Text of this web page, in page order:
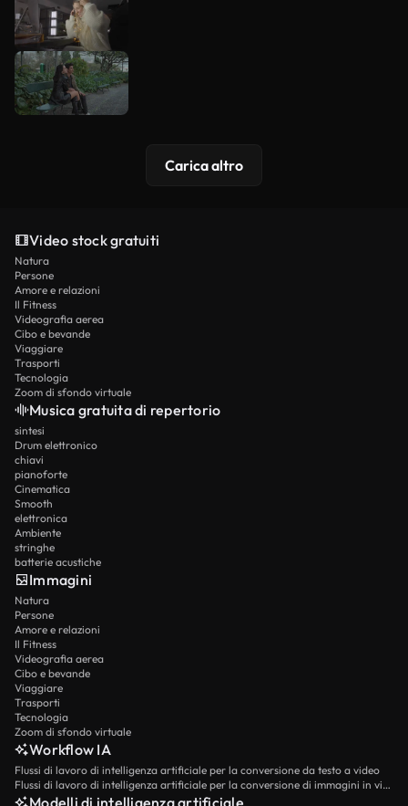
Carica altro
Video stock gratuiti
Natura
Persone
Amore e relazioni
Il Fitness
Videografia aerea
Cibo e bevande
Viaggiare
Trasporti
Tecnologia
Zoom di sfondo virtuale
Musica gratuita di repertorio
sintesi
Drum elettronico
chiavi
pianoforte
Cinematica
Smooth
elettronica
Ambiente
stringhe
batterie acustiche
Immagini
Natura
Persone
Amore e relazioni
Il Fitness
Videografia aerea
Cibo e bevande
Viaggiare
Trasporti
Tecnologia
Zoom di sfondo virtuale
Workflow IA
Flussi di lavoro di intelligenza artificiale per la conversione da testo a video
Flussi di lavoro di intelligenza artificiale per la conversione di immagini in video